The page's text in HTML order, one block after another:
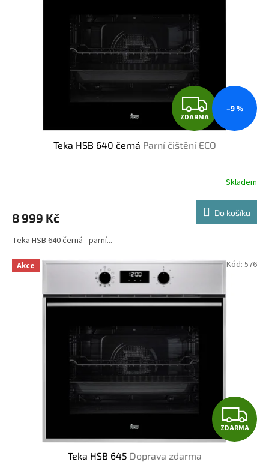
Z
D
A
M
A
ZDARMA
–9 %
Teka HSB 640 černá Parní čištění ECO
Skladem
8 999 Kč Do košíku
Teka HSB 640 černá - parní...
Akce
Z
D
ZDARMA
Teka HSB 645 Doprava zdarma
Kód: 576